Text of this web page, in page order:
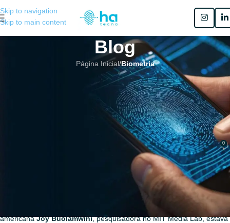
Skip to navigation
Skip to main content
Blog
Página Inicial/Biometria
BIOMETRIA DIGITAL ,SEM CATEGORIA,VIÉS ALGORITMICO
O Caso do Viés Algorítmico:
quando o reconhecimento facial
falha
No 28 de fevereiro de 2026 0
A Descoberta de Joy Buolamwini (MIT)
No meio dos anos 2010, a cientista da computação e artista ganense-
americanaJoy Buolamwini, pesquisadora no MIT Media Lab, estava